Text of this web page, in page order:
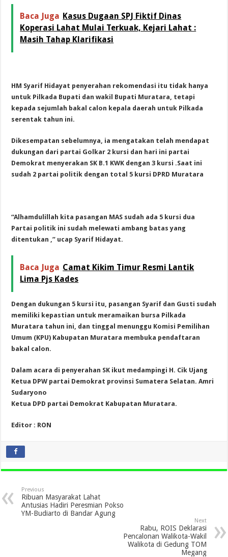
Baca Juga Kasus Dugaan SPJ Fiktif Dinas
Koperasi Lahat Mulai Terkuak, Kejari Lahat :
Masih Tahap Klarifikasi
HM Syarif Hidayat penyerahan rekomendasi itu tidak hanya
untuk Pilkada Bupati dan wakil Bupati Muratara, tetapi
kepada sejumlah bakal calon kepala daerah untuk Pilkada
serentak tahun ini.
Dikesempatan sebelumnya, ia mengatakan telah mendapat
dukungan dari partai Golkar 2 kursi dan hari ini partai
Demokrat menyerakan SK B.1 KWK dengan 3 kursi .Saat ini
sudah 2 partai politik dengan total 5 kursi DPRD Muratara
“Alhamdulillah kita pasangan MAS sudah ada 5 kursi dua
Partai politik ini sudah melewati ambang batas yang
ditentukan ,” ucap Syarif Hidayat.
Baca Juga Camat Kikim Timur Resmi Lantik
Lima Pjs Kades
Dengan dukungan 5 kursi itu, pasangan Syarif dan Gusti sudah
memiliki kepastian untuk meramaikan bursa Pilkada
Muratara tahun ini, dan tinggal menunggu Komisi Pemilihan
Umum (KPU) Kabupatan Muratara membuka pendaftaran
bakal calon.
Dalam acara di penyerahan SK ikut medampingi H. Cik Ujang
Ketua DPW partai Demokrat provinsi Sumatera Selatan. Amri
Sudaryono
Ketua DPD partai Demokrat Kabupatan Muratara.
Editor : RON
Previous
Ribuan Masyarakat Lahat
Antusias Hadiri Peresmian Pokso
YM-Budiarto di Bandar Agung
Next
Rabu, ROIS Deklarasi
Pencalonan Walikota-Wakil
Walikota di Gedung TOM
Megang